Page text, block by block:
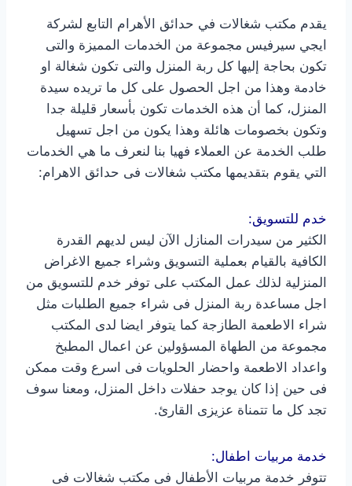
يقدم مكتب شغالات في حدائق الأهرام التابع لشركة
ايجي سيرفيس مجموعة من الخدمات المميزة والتى
تكون بحاجة إليها كل ربة المنزل والتى تكون شغالة او
خادمة وهذا من اجل الحصول على كل ما تريده سيدة
المنزل، كما أن هذه الخدمات تكون بأسعار قليلة جدا
وتكون بخصومات هائلة وهذا يكون من اجل تسهيل
طلب الخدمة عن العملاء فهيا بنا لنعرف ما هي الخدمات
التي يقوم بتقديمها مكتب شغالات فى حدائق الاهرام:
خدم للتسويق:
الكثير من سيدرات المنازل الآن ليس لديهم القدرة
الكافية بالقيام بعملية التسويق وشراء جميع الاغراض
المنزلية لذلك عمل المكتب على توفر خدم للتسويق من
اجل مساعدة ربة المنزل فى شراء جميع الطلبات مثل
شراء الاطعمة الطازجة كما يتوفر ايضا لدى المكتب
مجموعة من الطهاة المسؤولين عن اعمال المطبخ
واعداد الاطعمة واحضار الحلويات فى اسرع وقت ممكن
فى حين إذا كان يوجد حفلات داخل المنزل، ومعنا سوف
تجد كل ما تتمناة عزيزى القارئ.
خدمة مربيات اطفال:
تتوفر خدمة مربيات الأطفال فى مكتب شغالات فى